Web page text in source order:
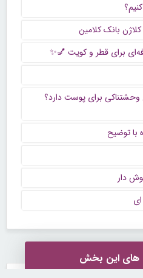
بانک کلامین
برای قطر و کویت 💅✨
برای پوست دارد؟
توضیح
دار
های این بخش